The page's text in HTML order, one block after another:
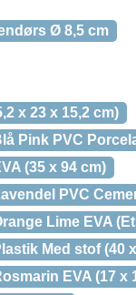
Ø 8,5 cm
x 23 x 15,2 cm)
Pink PVC
(35 x 94 cm)
PVC
Lime EVA
Med stof (40
EVA (17 x